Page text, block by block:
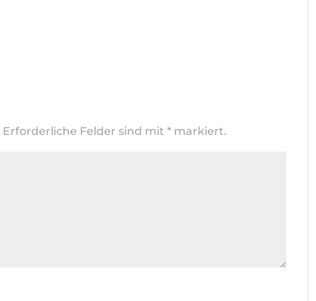
Erforderliche Felder sind mit * markiert.